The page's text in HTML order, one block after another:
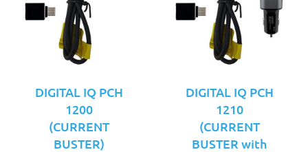
DIGITAL IQ PCH
1200
(CURRENT
BUSTER)
DIGITAL IQ PCH
1210
(CURRENT
BUSTER with